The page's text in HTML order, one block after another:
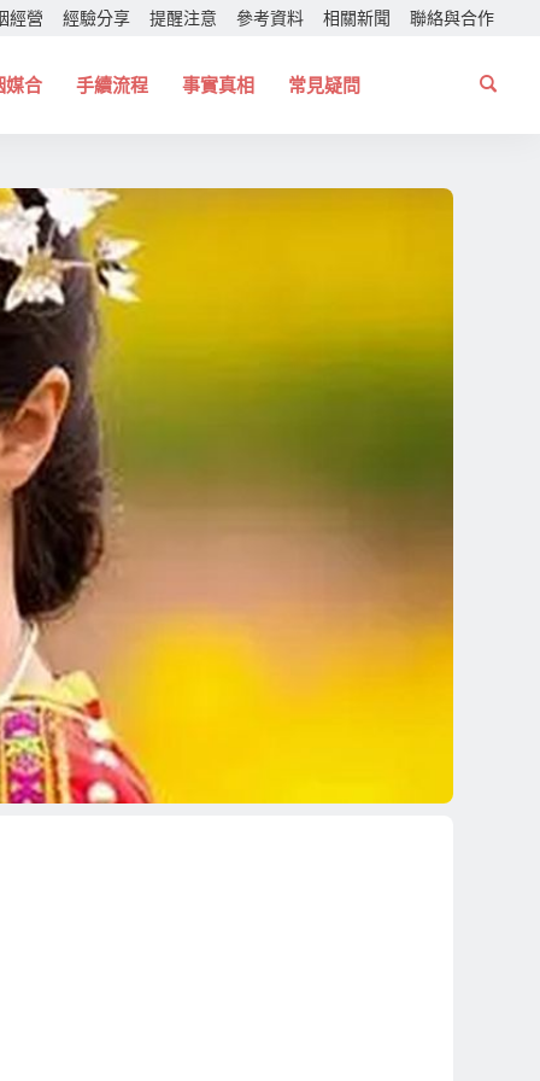
經營 經驗分享 提醒注意 參考資料 相關新聞 聯絡與合作
媒合 手續流程 事實真相 常見疑問